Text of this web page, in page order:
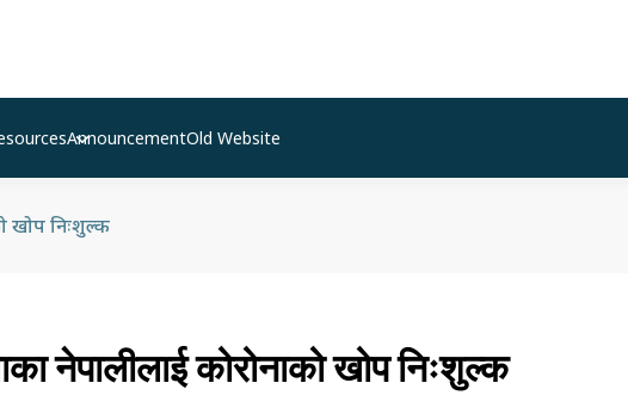
AnnouncementOld Website
खोप निःशुल्क
नेपालीलाई कोरोनाको खोप निःशुल्क